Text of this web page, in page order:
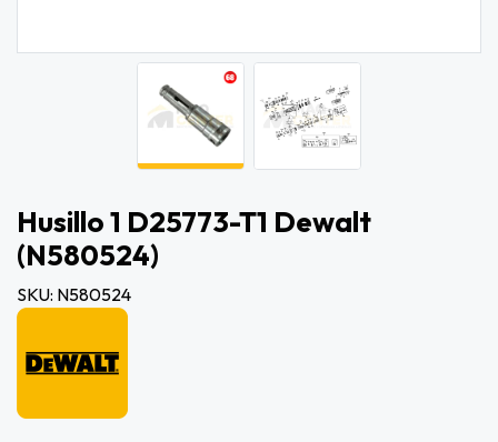
Husillo 1 D25773-T1 Dewalt
(n580524)
SKU: N580524